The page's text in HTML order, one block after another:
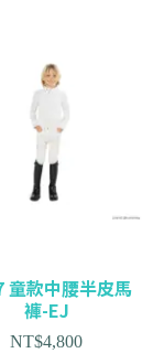
童款中腰半皮馬
褲-EJ
NT$4,800